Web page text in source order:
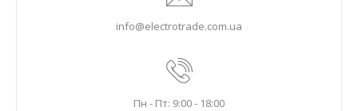
info@electrotrade.com.ua
Пн - Пт: 9:00 - 18:00